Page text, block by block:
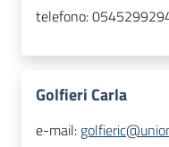
telefono:
Golfieri Carla
e-mail: